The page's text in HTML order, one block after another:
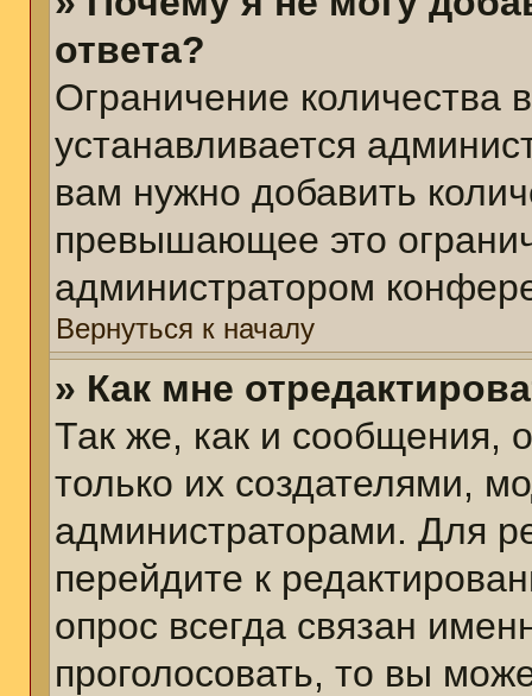
ответа?
Ограничение количества
устанавливается
вам нужно добавить
превышающее это
администратором
Вернуться к началу
» Как мне
Так же, как и сообщения,
только их создателями,
администраторами. Для
перейдите к
опрос всегда связан
проголосовать, то вы